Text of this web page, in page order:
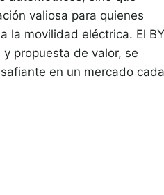
valiosa para quienes
la movilidad eléctrica. El
propuesta de valor, se
en un mercado cada